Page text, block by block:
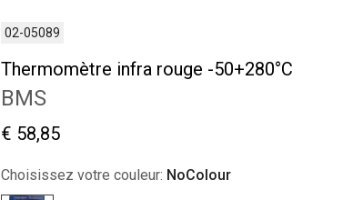
02-05089
Thermomètre infra rouge -50+280°C
BMS
€ 58,85
Choisissez votre couleur: NoColour